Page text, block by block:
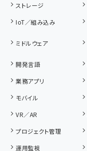
ストレージ
IoT／組み込み
ミドルウェア
開発言語
業務アプリ
モバイル
VR／AR
プロジェクト管理
運用監視